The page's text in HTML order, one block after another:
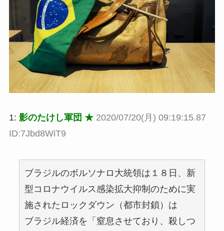
1: 影のたけし軍団 ★ 2020/07/20(月) 09:19:15.87
ID:7Jbd8WiT9
ブラジルのボルソナロ大統領は１８日、新
型コロナウイルス感染拡大抑制のために実
施されたロックダウン（都市封鎖）は
ブラジル経済を「窒息させており、殺しつ